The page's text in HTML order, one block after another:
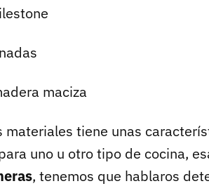
maciza
materiales tiene unas
uno u otro tipo de cocina,
, tenemos que hablaros